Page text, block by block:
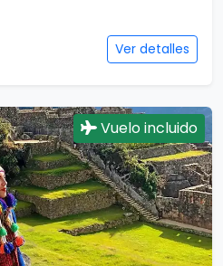
Ver detalles
Vuelo incluido